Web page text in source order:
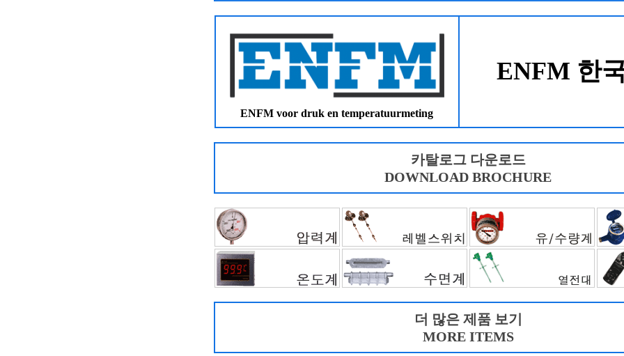
ENFM voor druk en temperatuurmeting
ENFM 한
카탈로그 다운로드
DOWNLOAD BROCHURE
더 많은 제품 보기
MORE ITEMS